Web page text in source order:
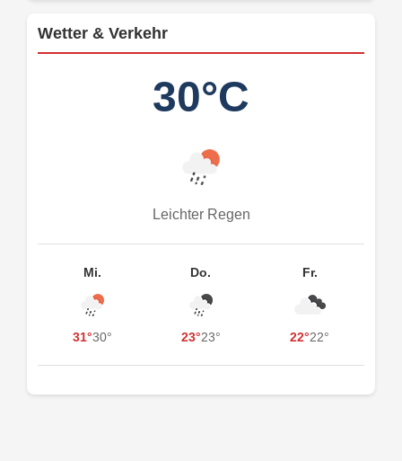
Wetter & Verkehr
30°C
Leichter Regen
Mi.
31°30°
Do.
23°23°
Fr.
22°22°